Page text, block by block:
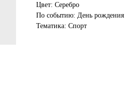
Цвет: Серебро
По событию: День рождения
Тематика: Спорт